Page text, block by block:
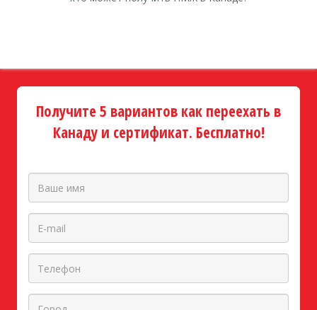
Получите 5 вариантов как переехать в
Канаду и сертификат. Бесплатно!